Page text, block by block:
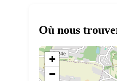
Où nous
+
−